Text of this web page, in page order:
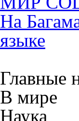
На
языке
Главные
В мире
Наука